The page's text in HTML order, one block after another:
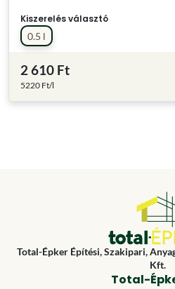
Kiszerelés választó
0.5 l
2 610 Ft
5220 Ft/l
Total-Épker Építési, Szakipari,
Kft.
Total-